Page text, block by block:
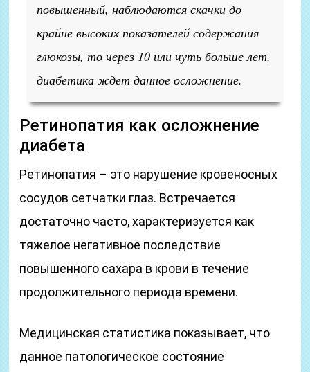
повышенный, наблюдаются скачки до
крайне высоких показателей содержания
глюкозы, то через 10 или чуть больше лет,
диабетика ждет данное осложнение.
Ретинопатия как осложнение
диабета
Ретинопатия – это нарушение кровеносных
сосудов сетчатки глаз. Встречается
достаточно часто, характеризуется как
тяжелое негативное последствие
повышенного сахара в крови в течение
продолжительного периода времени.
Медицинская статистика показывает, что
данное патологическое состояние